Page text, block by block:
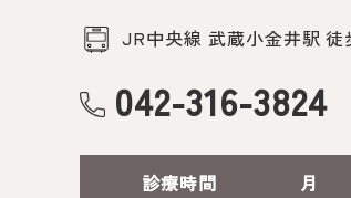
JR中央線 武蔵小金井駅 徒
042-316-3824
診療時間 月